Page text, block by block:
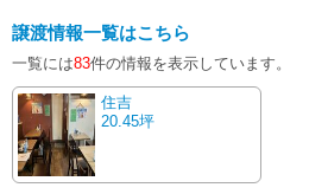
譲渡情報一覧はこちら
一覧には83件の情報を表示しています。
住吉
20.45坪